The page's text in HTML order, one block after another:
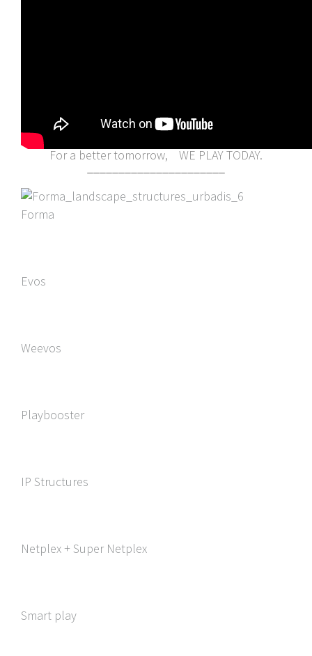
For a better tomorrow, WE PLAY TODAY.
Forma
Evos
Weevos
Playbooster
IP Structures
Netplex + Super Netplex
Smart play